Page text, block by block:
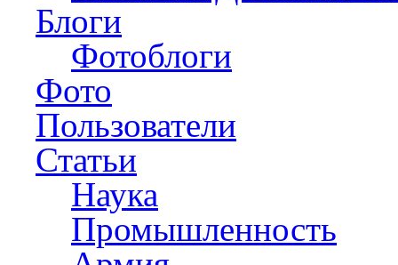
Блоги
Фотоблоги
Фото
Пользователи
Статьи
Наука
Промышленность